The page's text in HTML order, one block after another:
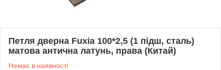
Петля дверна Fuxia 100*2,5 (1 підш, сталь)
матова антична латунь, права (Китай)
Немає в наявності